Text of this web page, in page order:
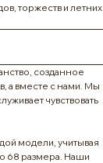
торжеств и летних
созданное
а вместе с нами. Мы
чувствовать
модели, учитывая
68 размера. Наши